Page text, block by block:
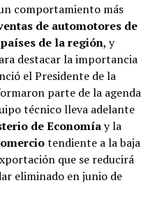
comportamiento más
de automotores de
de la región, y
destacar la importancia
el Presidente de la
parte de la agenda
técnico lleva adelante
de Economíay la
tendiente a la baja
que se reducirá
eliminado en junio de